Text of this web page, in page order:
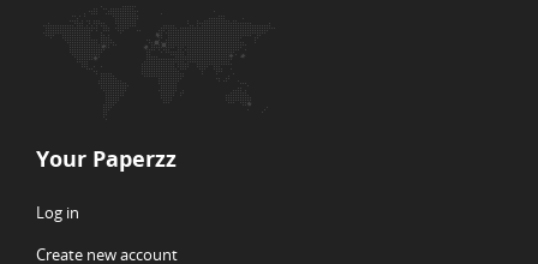
Your Paperzz
Log in
Create new account